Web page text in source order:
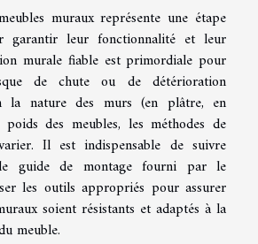
muraux représente une étape
garantir leur fonctionnalité et leur
murale fiable est primordiale pour
de chute ou de détérioration
la nature des murs (en plâtre, en
des meubles, les méthodes de
Il est indispensable de suivre
le guide de montage fourni par le
les outils appropriés pour assurer
soient résistants et adaptés à la
meuble.